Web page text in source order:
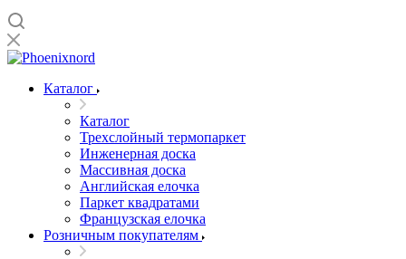
Каталог
Каталог
Трехслойный термопаркет
Инженерная доска
Массивная доска
Английская елочка
Паркет квадратами
Французская елочка
Розничным покупателям